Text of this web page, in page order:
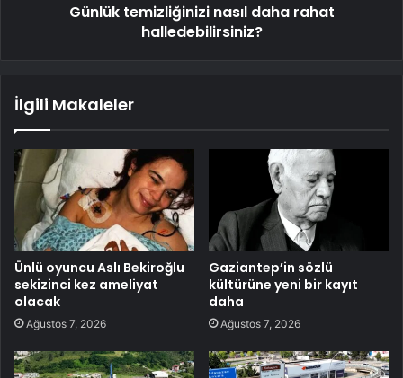
Günlük temizliğinizi nasıl daha rahat
halledebilirsiniz?
İlgili Makaleler
Ünlü oyuncu Aslı Bekiroğlu
sekizinci kez ameliyat
olacak
Ağustos 7, 2026
Gaziantep’in sözlü
kültürüne yeni bir kayıt
daha
Ağustos 7, 2026